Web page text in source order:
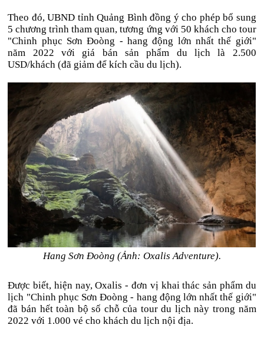
Theo đó, UBND tỉnh Quảng Bình đồng ý cho phép bổ sung
5 chương trình tham quan, tương ứng với 50 khách cho tour
"Chinh phục Sơn Đoòng - hang động lớn nhất thế giới"
năm 2022 với giá bán sản phẩm du lịch là 2.500
USD/khách (đã giảm để kích cầu du lịch).
Hang Sơn Đoòng (Ảnh: Oxalis Adventure).
Được biết, hiện nay, Oxalis - đơn vị khai thác sản phẩm du
lịch "Chinh phục Sơn Đoòng - hang động lớn nhất thế giới"
đã bán hết toàn bộ số chỗ của tour du lịch này trong năm
2022 với 1.000 vé cho khách du lịch nội địa.